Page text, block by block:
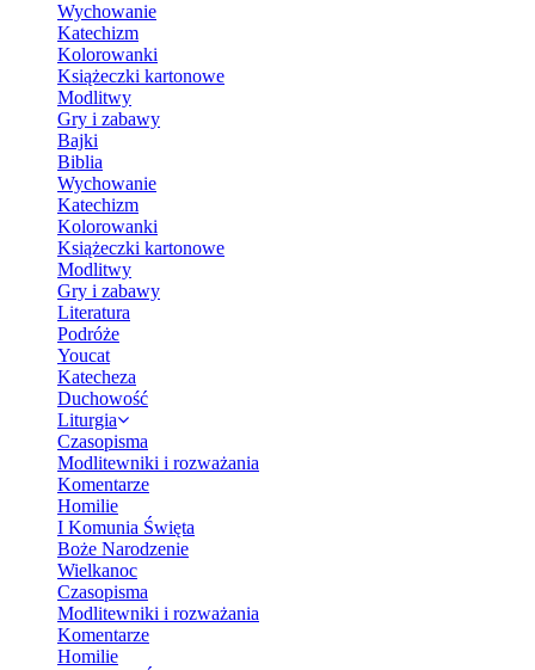
Wychowanie
Katechizm
Kolorowanki
Książeczki kartonowe
Modlitwy
Gry i zabawy
Bajki
Biblia
Wychowanie
Katechizm
Kolorowanki
Książeczki kartonowe
Modlitwy
Gry i zabawy
Literatura
Podróże
Youcat
Katecheza
Duchowość
Liturgia
Czasopisma
Modlitewniki i rozważania
Komentarze
Homilie
I Komunia Święta
Boże Narodzenie
Wielkanoc
Czasopisma
Modlitewniki i rozważania
Komentarze
Homilie